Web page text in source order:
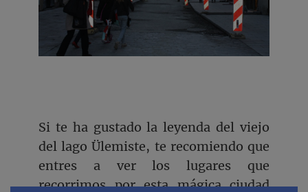
Si te ha gustado la leyenda del viejo
del lago Ülemiste, te recomiendo que
entres a ver los lugares que
recorrimos por esta mágica ciudad